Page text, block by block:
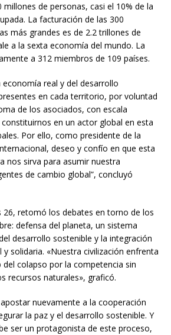
de personas, casi el 10% de la
La facturación de las 300
más grandes es de 2.2 trillones de
a la sexta economía del mundo. La
a 312 miembros de 109 países.
real y del desarrollo
en cada territorio, por voluntad
de los asociados, con escala
en un actor global en esta
Por ello, como presidente de la
deseo y confío en que esta
nos sirva para asumir nuestra
de cambio global”, concluyó
26, retomó los debates en torno de los
defensa del planeta, un sistema
desarrollo sostenible y la integración
solidaria. «Nuestra civilización enfrenta
colapso por la competencia sin
recursos naturales», graficó.
nuevamente a la cooperación
la paz y el desarrollo sostenible. Y
ser un protagonista de este proceso,